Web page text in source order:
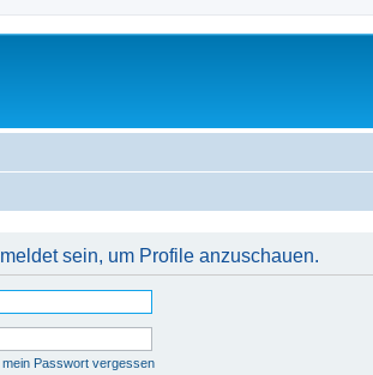
sein, um Profile anzuschauen.
mein Passwort vergessen